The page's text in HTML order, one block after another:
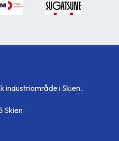
industriområde i Skien.
Skien